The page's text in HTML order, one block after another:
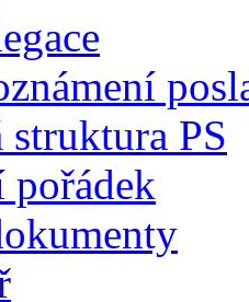
PS
pořádek